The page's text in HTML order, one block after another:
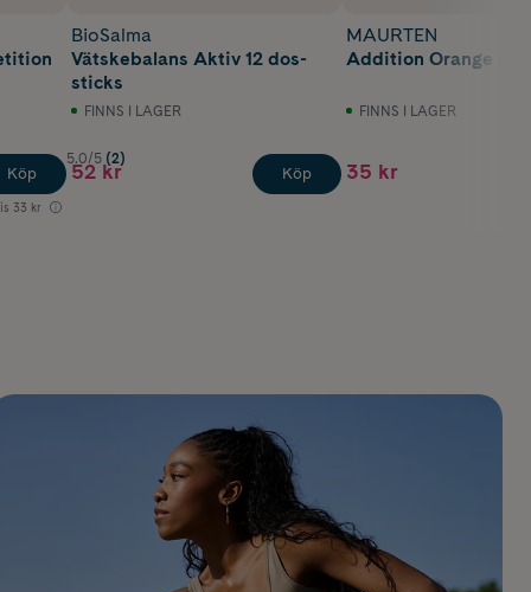
33 kr
Köp
BioSalma
Vätskebalans Aktiv 12 dos-
sticks
FINNS I LAGER
5.0/5 (2)
52 kr Köp
MAURTEN
Addition Orange
FINNS I LAGER
35 kr